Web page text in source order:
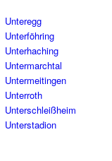
Unteregg
Unterföhring
Unterhaching
Untermarchtal
Untermeitingen
Unterroth
Unterschleißheim
Unterstadion